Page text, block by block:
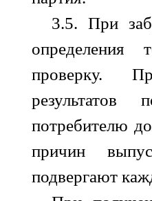
3.5. При
определения
проверку.
результатов
потребителю
причин
подвергают